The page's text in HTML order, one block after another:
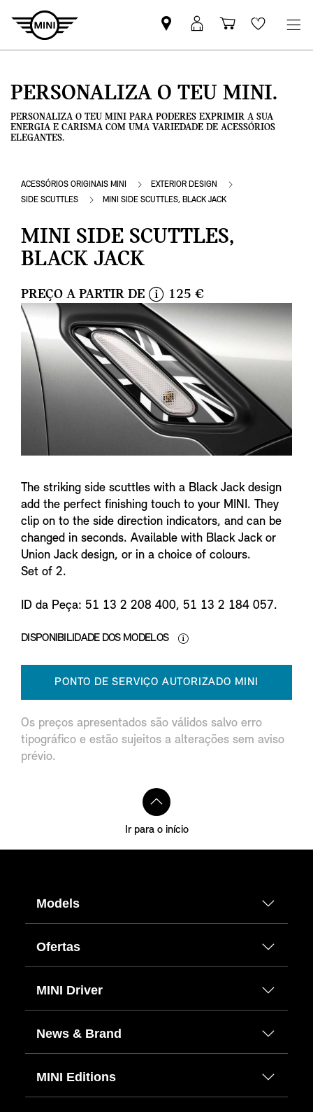
Pesquisar
parceiro
Iniciar
sessão
Carrinho
de
Wishlist
PERSONALIZA O TEU MINI.
PERSONALIZA O TEU MINI PARA PODERES EXPRIMIR A SUA
ENERGIA E CARISMA COM UMA VARIEDADE DE ACESSÓRIOS
ELEGANTES.
ACESSÓRIOS ORIGINAIS MINI
EXTERIOR DESIGN
SIDE SCUTTLES
MINI SIDE SCUTTLES, BLACK JACK
MINI SIDE SCUTTLES,
BLACK JACK
PREÇO A PARTIR DE
i
n
f
o
125 €
The striking side scuttles with a Black Jack design
add the perfect finishing touch to your MINI. They
clip on to the side direction indicators, and can be
changed in seconds. Available with Black Jack or
Union Jack design, or in a choice of colours.
Set of 2.
ID da Peça: 51 13 2 208 400, 51 13 2 184 057.
DISPONIBILIDADE DOS MODELOS
PONTO DE SERVIÇO AUTORIZADO MINI
Os preços apresentados são válidos salvo erro
tipográfico e estão sujeitos a alterações sem aviso
prévio.
Ir para o início
Models
Ofertas
MINI Driver
News & Brand
MINI Editions